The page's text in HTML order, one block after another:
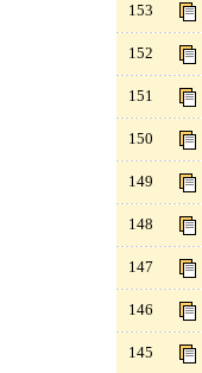
153
152
151
150
149
148
147
146
145